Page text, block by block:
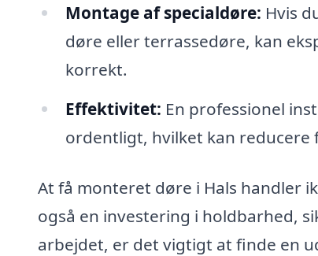
Montage af specialdøre: Hvis
døre eller terrassedøre, kan
korrekt.
Effektivitet: En professionel
ordentligt, hvilket kan
At få monteret døre i Hals handler
også en investering i holdbarhed,
arbejdet, er det vigtigt at finde en